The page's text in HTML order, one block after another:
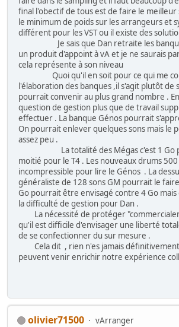
final l'obectif de tous est de faire le meilleur
le minimum de poids sur les arrangeurs et
différent pour les VST ou il existe des
Je sais que Dan retraite les
un produit d'appoint à vA et je ne saurais
cela représente à son niveau
Quoi qu'il en soit pour ce qui me
l'élaboration des banques ,il s'agit plutôt de
pourrait convenir au plus grand nombre .
question de gestion plus que de travail
effectuer . La banque Génos pourrait
On pourrait enlever quelques sons mais le
assez peu .
La totalité des Mégas c'est 1 Go
moitié pour le T4 . Les nouveaux drums
incompressible pour lire le Génos . La
généraliste de 128 sons GM pourrait le
Go pourrait être envisagé contre 4 Go
la difficulté de gestion pour Dan .
La nécessité de protéger
qu'il est difficile d'envisager une liberté
de se confectionner du sur mesure .
Cela dit , rien n'es jamais
peuvent venir enrichir notre expérience
olivier71500
vArranger